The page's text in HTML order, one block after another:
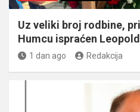
Uz veliki broj rodbine,
Humcu ispraćen
1 dan ago Redakcija